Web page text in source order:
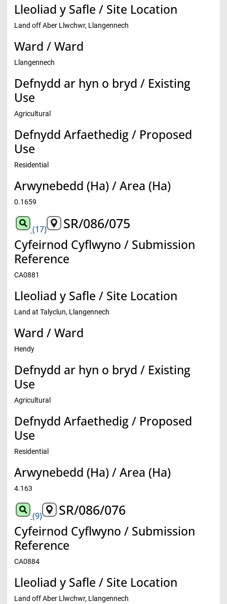
Lleoliad y Safle / Site Location
Land off Aber Llwchwr, Llangennech
Ward / Ward
Llangennech
Defnydd ar hyn o bryd / Existing
Use
Agricultural
Defnydd Arfaethedig / Proposed
Use
Residential
Arwynebedd (Ha) / Area (Ha)
0.1659
(17) SR/086/075
Cyfeirnod Cyflwyno / Submission
Reference
CA0881
Lleoliad y Safle / Site Location
Land at Talyclun, Llangennech
Ward / Ward
Hendy
Defnydd ar hyn o bryd / Existing
Use
Agricultural
Defnydd Arfaethedig / Proposed
Use
Residential
Arwynebedd (Ha) / Area (Ha)
4.163
(9) SR/086/076
Cyfeirnod Cyflwyno / Submission
Reference
CA0884
Lleoliad y Safle / Site Location
Land off Aber Llwchwr, Llangennech